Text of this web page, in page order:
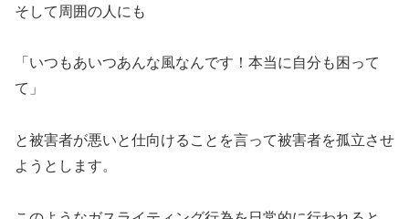
そして周囲の人にも
「いつもあいつあんな風なんです！本当に自分も困って
て」
と被害者が悪いと仕向けることを言って被害者を孤立させ
ようとします。